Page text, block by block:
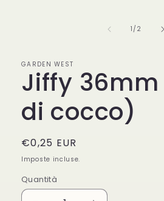
1 /su
2
GARDEN WEST
Jiffy
di cocco)
Prezzo
di
€0,25 EUR
Imposte incluse.
Quantità